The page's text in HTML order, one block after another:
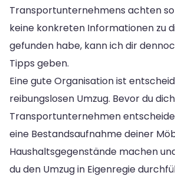
Transportunternehmens achten
keine konkreten Informationen zu
gefunden habe, kann ich dir
Tipps geben.
Eine gute Organisation ist
reibungslosen Umzug. Bevor du
Transportunternehmen
eine Bestandsaufnahme deiner
Haushaltsgegenstände machen
du den Umzug in Eigenregie